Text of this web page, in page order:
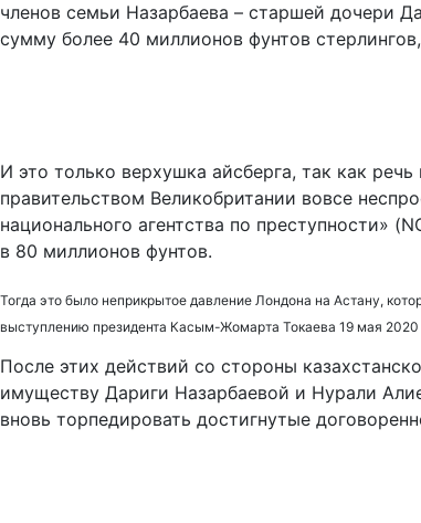
членов семьи Назарбаева – старшей дочери
сумму более 40 миллионов фунтов
И это только верхушка айсберга, так как
правительством Великобритании вовсе
национального агентства по преступности»
в 80 миллионов фунтов.
Тогда это было неприкрытое давление Лондона на Астану,
выступлению президента Касым-Жомарта Токаева 19 мая 2020
После этих действий со стороны
имуществу Дариги Назарбаевой и Нурали
вновь торпедировать достигнутые